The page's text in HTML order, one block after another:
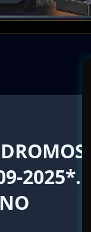
2025*.